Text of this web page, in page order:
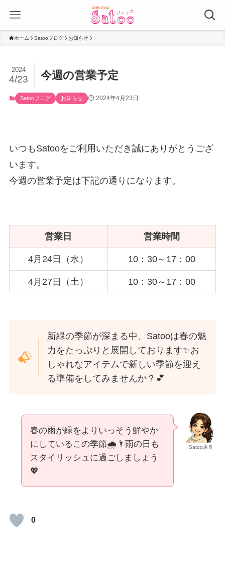
ホーム Satooブログ お知らせ
今週の営業予定
2024
4/23
Satooブログ お知らせ 2024年4月23日
いつもSatooをご利用いただき誠にありがとうござ
います。
今週の営業予定は下記の通りになります。
営業日 営業時間
4月24日（水） 10：30～17：00
4月27日（土） 10：30～17：00
新緑の季節が深まる中、Satooは春の魅
力をたっぷりと展開しております✨お
しゃれなアイテムで新しい季節を迎え
る準備をしてみませんか？💕
Satoo店長
春の雨が緑をよりいっそう鮮やか
にしているこの季節🌧️🌂雨の日も
スタイリッシュに過ごしましょう
💖
0